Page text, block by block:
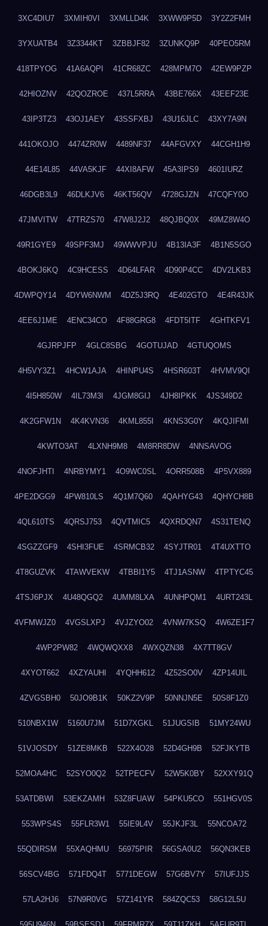
3XC4DIU7 3XMIH0VI 3XMLLD4K 3XWW9P5D 3Y2Z2FMH
3YXUATB4 3Z3344KT 3ZBBJF82 3ZUNKQ9P 40PEO5RM
418TPYOG 41A6AQPI 41CR68ZC 428MPM7O 42EW9PZP
42HIOZNV 42QOZROE 437L5RRA 43BE766X 43EEF23E
43IP3TZ3 43OJ1AEY 43SSFXBJ 43U16JLC 43XY7A9N
441OKOJO 4474ZR0W 4489NF37 44AFGVXY 44CGH1H9
44E14L85 44VA5KJF 44XI8AFW 45A3IPS9 4601IURZ
46DGB3L9 46DLKJV6 46KT56QV 4728GJZN 47CQFY0O
47JMVITW 47TRZS70 47W8J2J2 48QJBQ0X 49MZ8W4O
49R1GYE9 49SPF3MJ 49WWVPJU 4B13IA3F 4B1N5SGO
4BOKJ6KQ 4C9HCESS 4D64LFAR 4D90P4CC 4DV2LKB3
4DWPQY14 4DYW6NWM 4DZ5J3RQ 4E402GTO 4E4R43JK
4EE6J1ME 4ENC34CO 4F88GRG8 4FDT5ITF 4GHTKFV1
4GJRPJFP 4GLC8SBG 4GOTUJAD 4GTUQOMS
4H5VY3Z1 4HCW1AJA 4HINPU4S 4HSR603T 4HVMV9QI
4I5H850W 4IL73M3I 4JGM8GIJ 4JH8IPKK 4JS349D2
4K2GFW1N 4K4KVN36 4KML855I 4KNS3G0Y 4KQJIFMI
4KWTO3AT 4LXNH9M8 4M8RR8DW 4NNSAVOG
4NOFJHTI 4NRBYMY1 4O9WC0SL 4ORR508B 4P5VX889
4PE2DGG9 4PW810LS 4Q1M7Q60 4QAHYG43 4QHYCH8B
4QL610TS 4QRSJ753 4QVTMIC5 4QXRDQN7 4S31TENQ
4SGZZGF9 4SHI3FUE 4SRMCB32 4SYJTR01 4T4UXTTO
4T8GUZVK 4TAWVEKW 4TBBI1Y5 4TJ1ASNW 4TPTYC45
4TSJ6PJX 4U48QGQ2 4UMM8LXA 4UNHPQM1 4URT243L
4VFMWJZ0 4VGSLXPJ 4VJZYO02 4VNW7KSQ 4W6ZE1F7
4WP2PW82 4WQWQXX8 4WXQZN38 4X7TT8GV
4XYOT662 4XZYAUHI 4YQHH612 4Z52SO0V 4ZP14UIL
4ZVGSBH0 50JO9B1K 50KZ2V9P 50NNJN5E 50S8F1Z0
510NBX1W 5160U7JM 51D7XGKL 51JUGSIB 51MY24WU
51VJOSDY 51ZE8MKB 522X4O28 52D4GH9B 52FJKYTB
52MOA4HC 52SYO0Q2 52TPECFV 52W5K0BY 52XXY91Q
53ATDBWI 53EKZAMH 53Z8FUAW 54PKU5CO 551HGV0S
553WPS4S 55FLR3W1 55IE9L4V 55JKJF3L 55NCOA72
55QDIRSM 55XAQHMU 56975PIR 56GSA0U2 56QN3KEB
56SCV4BG 571FDQ4T 5771DEGW 57G6BV7Y 57IUFJJS
57LA2HJ6 57N9R0VG 57Z141YR 584ZQC53 58G12L5U